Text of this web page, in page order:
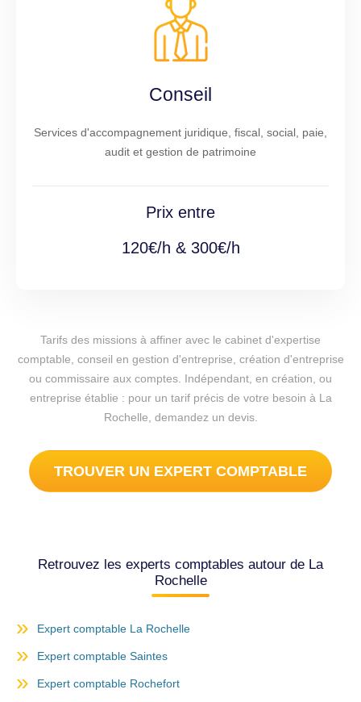
Conseil
Services d'accompagnement juridique, fiscal, social, paie,
audit et gestion de patrimoine
Prix entre
120€/h & 300€/h
Tarifs des missions à affiner avec le cabinet d'expertise
comptable, conseil en gestion d'entreprise, création d'entreprise
ou commissaire aux comptes. Indépendant, en création, ou
entreprise établie : pour un tarif précis de votre besoin à La
Rochelle, demandez un devis.
TROUVER UN EXPERT COMPTABLE
Retrouvez les experts comptables autour de La
Rochelle
Expert comptable La Rochelle
Expert comptable Saintes
Expert comptable Rochefort